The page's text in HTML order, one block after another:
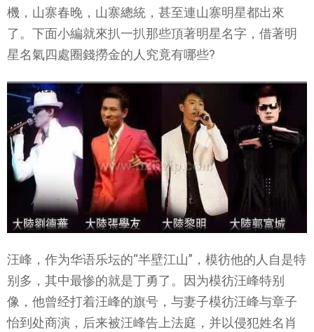
機，山寨春晚，山寨總統，甚至連山寨明星都出來
了。下面小編就來扒一扒那些頂著明星名字，借著明
星名氣四處圈錢撈金的人究竟有哪些?
汪峰，作为华语乐坛的“半壁江山”，模彷他的人自是特
别多，其中最惨的就是丁勇了。因为模彷汪峰特别
像，他曾经打着汪峰的旗号，与妻子模彷汪峰与章子
怡到处商演，后来被汪峰告上法庭，并以侵犯姓名肖